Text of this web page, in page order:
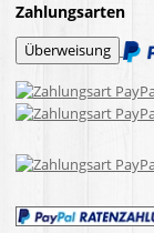
Zahlungsarten